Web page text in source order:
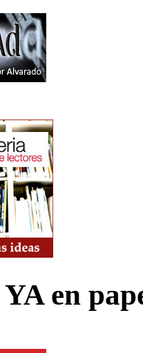
en